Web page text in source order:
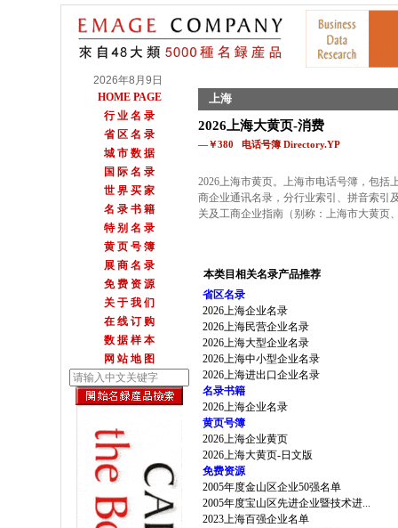
2026年8月9日
HOME PAGE
行 业 名 录
省 区 名 录
城 市 数 据
国 际 名 录
世 界 买 家
名 录 书 籍
特 别 名 录
黄 页 号 簿
展 商 名 录
免 费 资 源
关 于 我 们
在 线 订 购
数 据 样 本
网 站 地 图
上海
2026上海大黄页-消费
—￥380 电话号簿 Directory.YP
2026上海市黄页。上海市电话号簿，包括
商企业通讯名录，分行业索引、拼音索引
关及工商企业指南（别称：上海市大黄页
本类目相关名录产品推荐
省区名录
2026上海企业名录
2026上海民营企业名录
2026上海大型企业名录
2026上海中小型企业名录
2026上海进出口企业名录
名录书籍
2026上海企业名录
黄页号簿
2026上海企业黄页
2026上海大黄页-日文版
免费资源
2005年度金山区企业50强名单
2005年度宝山区先进企业暨技术进...
2023上海百强企业名单